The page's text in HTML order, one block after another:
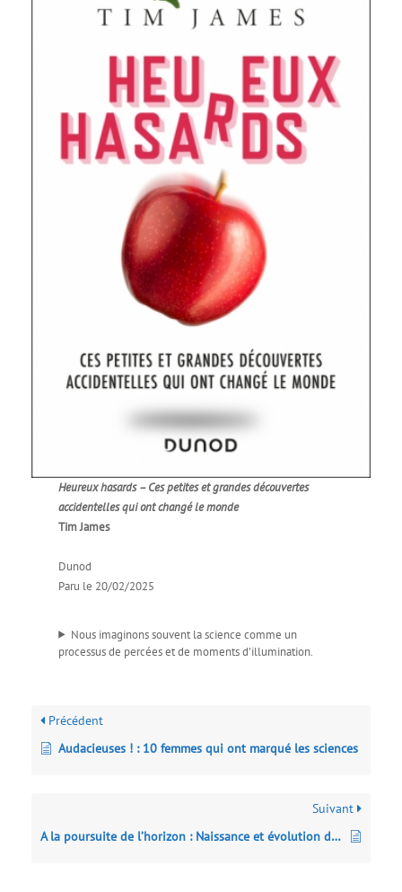
Heureux hasards – Ces petites et grandes découvertes
accidentelles qui ont changé le monde
Tim James
Dunod
Paru le 20/02/2025
Nous imaginons souvent la science comme un
processus de percées et de moments d’illumination.
Précédent
Audacieuses ! : 10 femmes qui ont marqué les sciences
Suivant
A la poursuite de l’horizon : Naissance et évolution des idées en sciences